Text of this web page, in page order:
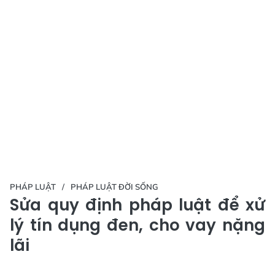
PHÁP LUẬT PHÁP LUẬT ĐỜI SỐNG
Sửa quy định pháp luật để xử
lý tín dụng đen, cho vay nặng
lãi